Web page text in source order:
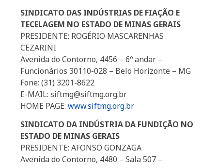
SINDICATO DAS INDÚSTRIAS DE FIAÇÃO E
TECELAGEM NO ESTADO DE MINAS GERAIS
PRESIDENTE: ROGÉRIO MASCARENHAS
CEZARINI
Avenida do Contorno, 4456 – 6º andar –
Funcionários 30110-028 – Belo Horizonte – MG
Fone: (31) 3201-8622
E-MAIL: siftmg@siftmg.org.br
HOME PAGE:www.siftmg.org.br
SINDICATO DA INDÚSTRIA DA FUNDIÇÃO NO
ESTADO DE MINAS GERAIS
PRESIDENTE: AFONSO GONZAGA
Avenida do Contorno, 4480 – Sala 507 –